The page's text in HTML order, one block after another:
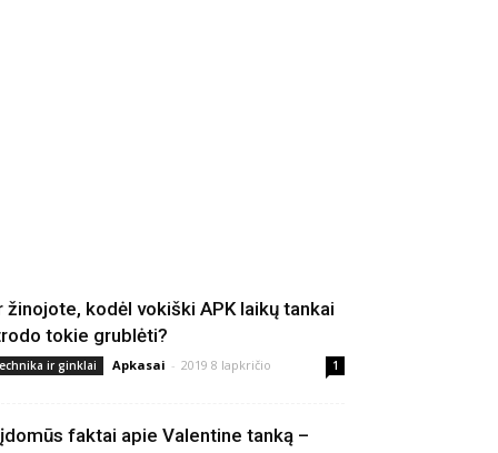
žinojote, kodėl vokiški APK laikų tankai
tokie grublėti?
ir ginklai Apkasai - 2019 8 lapkričio 1
faktai apie Valentine tanką –